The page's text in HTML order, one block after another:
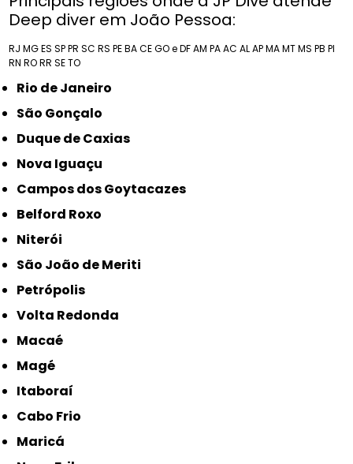
Deep diver em João Pessoa:
RJ MGES SPPR SC RS PEBACEGO e DFAM PAAC ALAPMAMTMS PB PI
RN RORR SETO
Rio de Janeiro
São Gonçalo
Duque de Caxias
Nova Iguaçu
Campos dos Goytacazes
Belford Roxo
Niterói
São João de Meriti
Petrópolis
Volta Redonda
Macaé
Magé
Itaboraí
Cabo Frio
Maricá